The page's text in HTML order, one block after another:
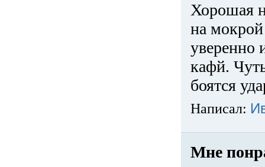
Хорошая
на
уверенно
кафй.
боятся
Написал:
Мне